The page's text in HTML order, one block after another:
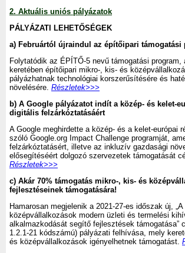
2. Aktuális uniós pályázatok
PÁLYÁZATI LEHETŐSÉGEK
a) Februártól újraindul az építőipari támogatási
Folytatódik az ÉPÍTŐ-5 nevű támogatási program,
keretében építőipari mikro-, kis- és
pályázhatnak technológiai korszerűsítésére és
növelésére. Részletek>>>
b) A Google pályázatot indít a közép- és kelet-
digitális felzárkóztatásáért
A Google meghirdette a közép- és a kelet-európai
szóló Google.org Impact Challenge programját,
felzárkóztatásért, illetve az inkluzív gazdasági
elősegítéséért dolgozó szervezetek támogatását
Részletek>>>
c) Akár 70% támogatás mikro-, kis- és
fejlesztéseinek támogatására!
Hamarosan megjelenik a 2021-27-es időszak új,
középvállalkozások modern üzleti és termelési
alkalmazkodását segítő fejlesztések támogatása”
1.2.1-21 kódszámú) pályázati felhívása, mely
és középvállalkozások igényelhetnek támogatást.